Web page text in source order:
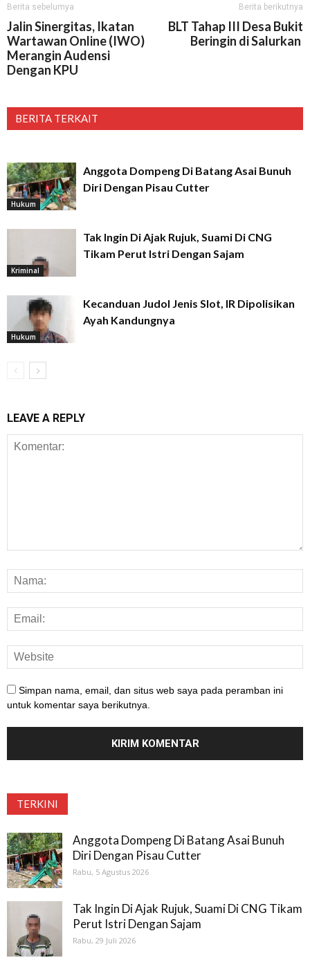
Berita sebelumya
Jalin Sinergitas, Ikatan
Wartawan Online (IWO)
Merangin Audensi
Dengan KPU
Berita berikutnya
BLT Tahap III Desa Bukit
Beringin di Salurkan
BERITA TERKAIT
Hukum
Anggota Dompeng Di Batang Asai Bunuh
Diri Dengan Pisau Cutter
Kriminal
Tak Ingin Di Ajak Rujuk, Suami Di CNG
Tikam Perut Istri Dengan Sajam
Hukum
Kecanduan Judol Jenis Slot, IR Dipolisikan
Ayah Kandungnya
LEAVE A REPLY
Simpan nama, email, dan situs web saya pada peramban ini
untuk komentar saya berikutnya.
TERKINI
Anggota Dompeng Di Batang Asai Bunuh
Diri Dengan Pisau Cutter
Rabu, 5 Agustus 2026
Tak Ingin Di Ajak Rujuk, Suami Di CNG Tikam
Perut Istri Dengan Sajam
Rabu, 29 Juli 2026